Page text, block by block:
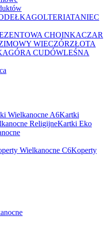
GOLTERIATANIEC
CHOINKACZAR
WIECZÓRZŁOTA
GÓRA CUDÓWLEŚNA
Wielkanocne A6Kartki
ReligijneKartki Eko
Wielkanocne C6Koperty